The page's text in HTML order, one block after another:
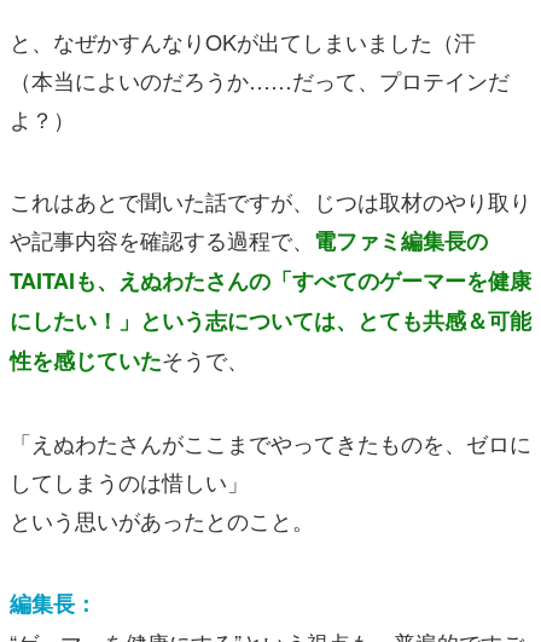
と、なぜかすんなりOKが出てしまいました（汗
（本当によいのだろうか……だって、プロテインだ
よ？）
これはあとで聞いた話ですが、じつは取材のやり取り
や記事内容を確認する過程で、 電ファミ編集長の
TAITAIも、えぬわたさんの「すべてのゲーマーを健康
にしたい！」という志については、とても共感＆可能
性を感じていたそうで、
「えぬわたさんがここまでやってきたものを、ゼロに
してしまうのは惜しい」
という思いがあったとのこと。
編集長：